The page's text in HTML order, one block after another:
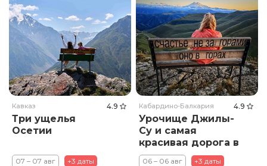
Кавказ 4.9
Три ущелья
Осетии
07 – 07 авг +3 даты
Кабардино-Балкария 4.9
Урочище Джилы-
Су и самая
красивая дорога в
России
06 – 06 авг +3 даты